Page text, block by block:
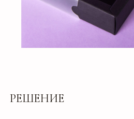
РЕШЕНИЕ